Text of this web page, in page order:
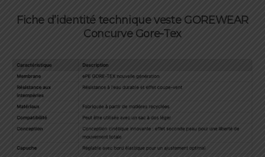
Fiche d’identité technique veste GOREWEAR
Concurve Gore-Tex